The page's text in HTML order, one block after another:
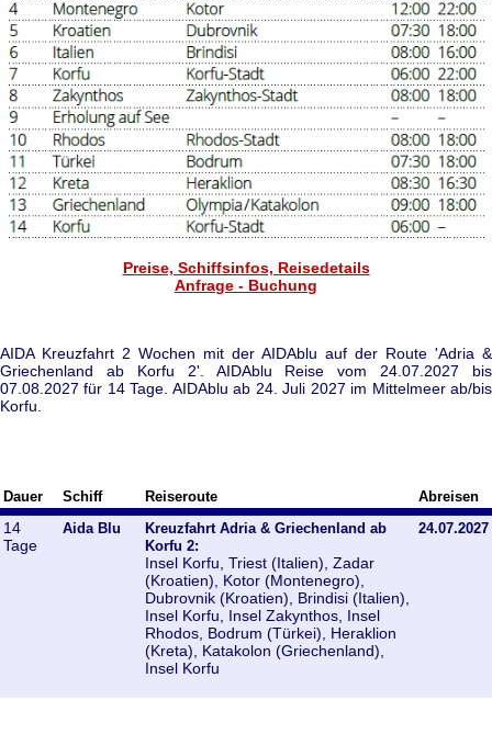
Preise, Schiffsinfos, Reisedetails
Anfrage - Buchung
AIDA Kreuzfahrt 2 Wochen mit der AIDAblu auf der Route 'Adria &
Griechenland ab Korfu 2'. AIDAblu Reise vom 24.07.2027 bis
07.08.2027 für 14 Tage. AIDAblu ab 24. Juli 2027 im Mittelmeer ab/bis
Korfu.
Dauer Schiff Reiseroute Abreisen
14
Tage
Aida Blu
Kreuzfahrt Adria & Griechenland ab
Korfu 2:
Insel Korfu, Triest (Italien), Zadar
(Kroatien), Kotor (Montenegro),
Dubrovnik (Kroatien), Brindisi (Italien),
Insel Korfu, Insel Zakynthos, Insel
Rhodos, Bodrum (Türkei), Heraklion
(Kreta), Katakolon (Griechenland),
Insel Korfu
24.07.2027